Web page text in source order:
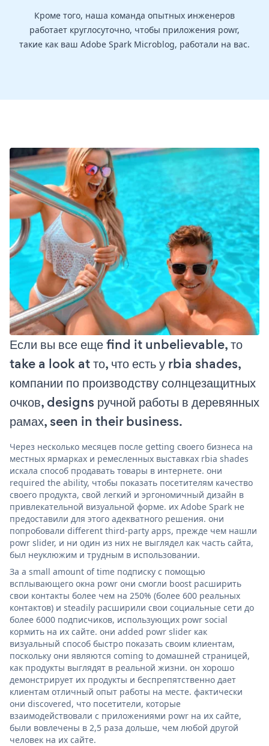
Кроме того, наша команда опытных инженеров
работает круглосуточно, чтобы приложения powr,
такие как ваш Adobe Spark Microblog, работали на вас.
Если вы все еще find it unbelievable, то
take a look at то, что есть у rbia shades,
компании по производству солнцезащитных
очков, designs ручной работы в деревянных
рамах, seen in their business.
Через несколько месяцев после getting своего бизнеса на
местных ярмарках и ремесленных выставках rbia shades
искала способ продавать товары в интернете. они
required the ability, чтобы показать посетителям качество
своего продукта, свой легкий и эргономичный дизайн в
привлекательной визуальной форме. их Adobe Spark не
предоставили для этого адекватного решения. они
попробовали different third-party apps, прежде чем нашли
powr slider, и ни один из них не выглядел как часть сайта,
был неуклюжим и трудным в использовании.
За a small amount of time подписку с помощью
всплывающего окна powr они смогли boost расширить
свои контакты более чем на 250% (более 600 реальных
контактов) и steadily расширили свои социальные сети до
более 6000 подписчиков, использующих powr social
кормить на их сайте. они added powr slider как
визуальный способ быстро показать своим клиентам,
поскольку они являются coming to домашней страницей,
как продукты выглядят в реальной жизни. он хорошо
демонстрирует их продукты и беспрепятственно дает
клиентам отличный опыт работы на месте. фактически
они discovered, что посетители, которые
взаимодействовали с приложениями powr на их сайте,
были вовлечены в 2,5 раза дольше, чем любой другой
человек на их сайте.